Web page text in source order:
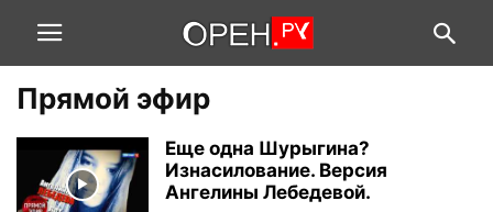
Прямой эфир
Еще одна Шурыгина?
Изнасилование. Версия
Ангелины Лебедевой.